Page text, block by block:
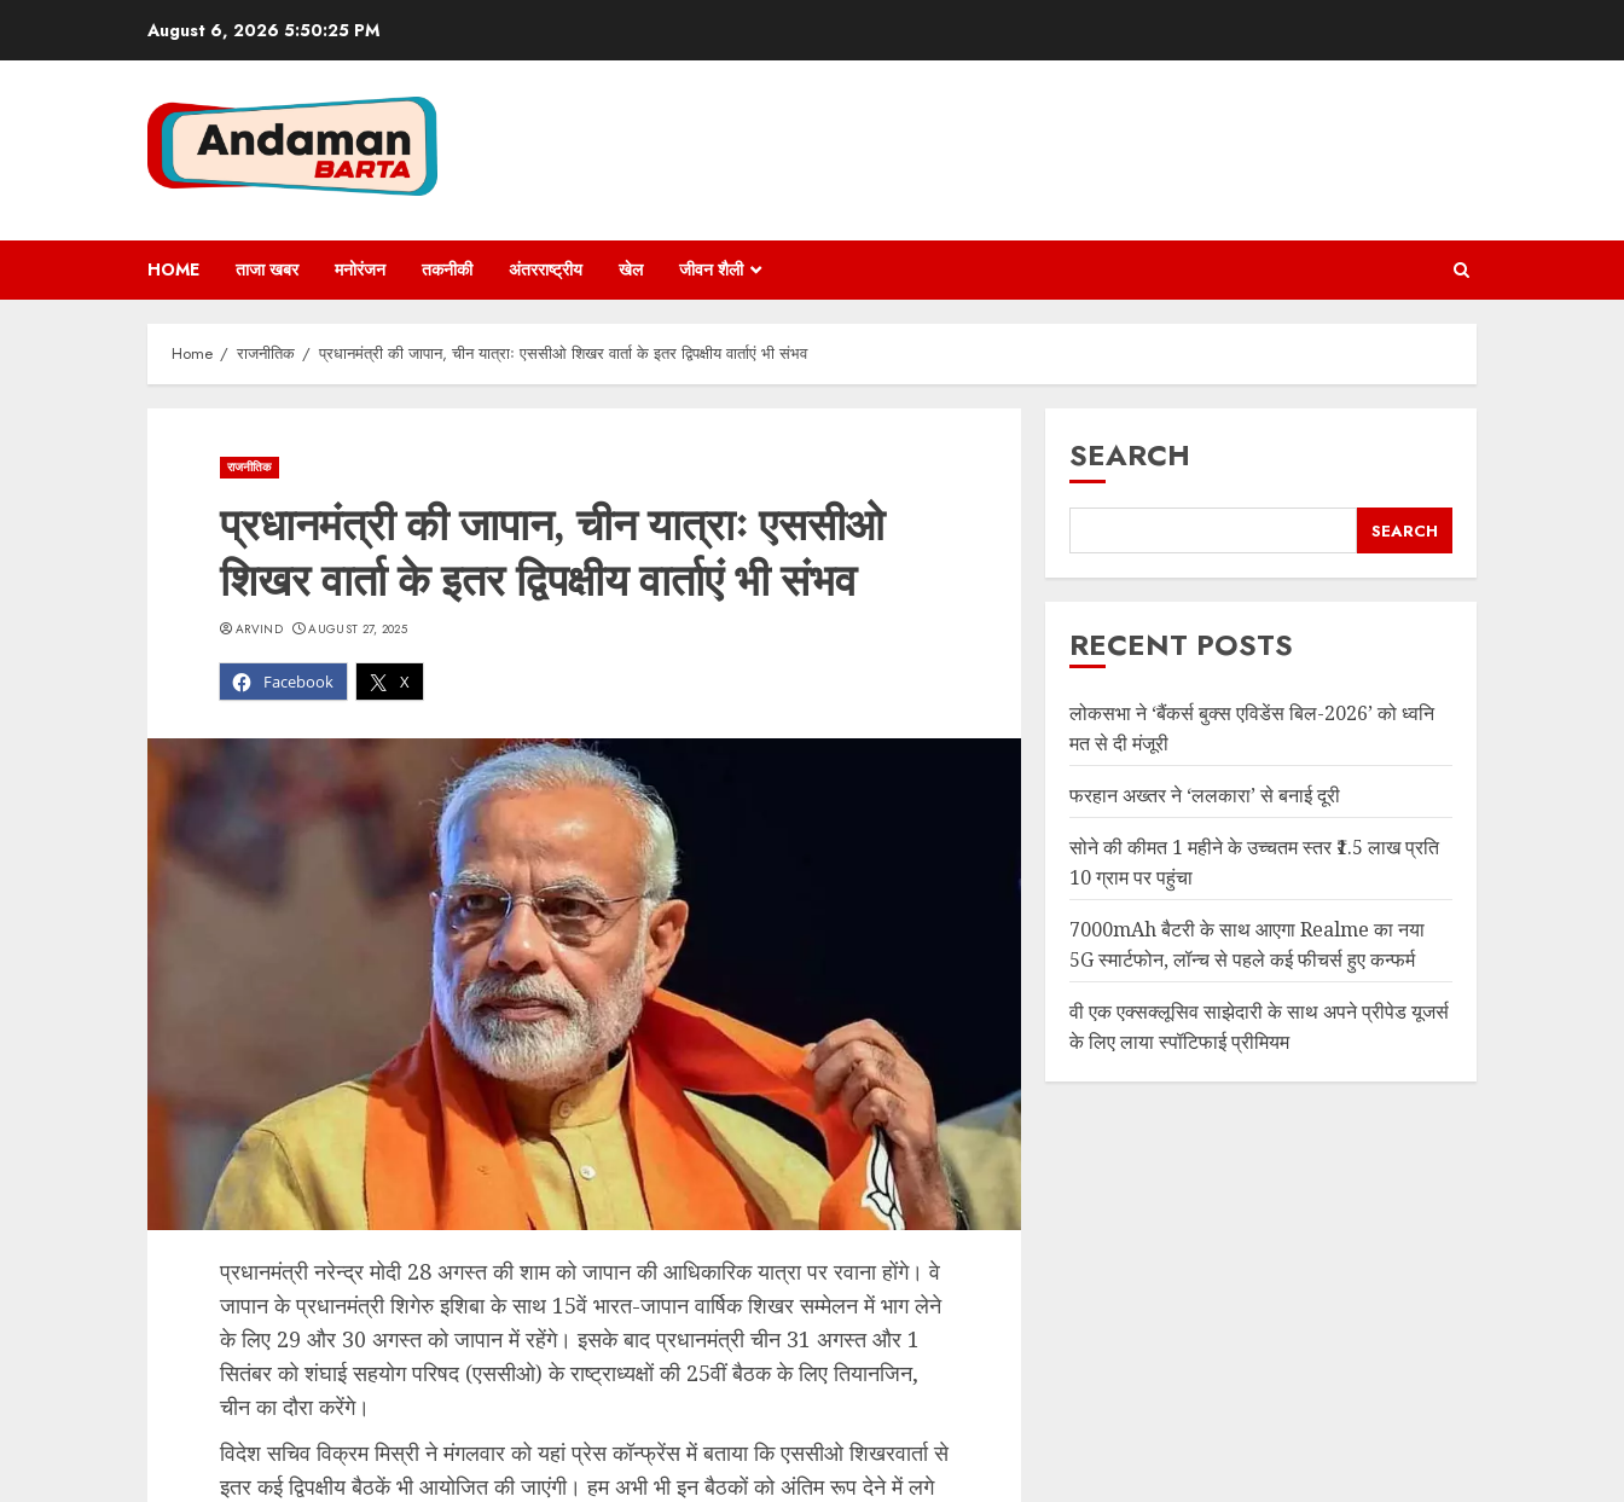
August 6, 2026 5:50:26 PM
HOME ताजा खबर मनोरंजन तकनीकी अंतरराष्ट्रीय खेल जीवन शैली
Home राजनीतिक प्रधानमंत्री की जापान, चीन यात्राः एससीओ शिखर वार्ता के इतर द्विपक्षीय वार्ताएं भी संभव
राजनीतिक
प्रधानमंत्री की जापान, चीन यात्राः एससीओ
शिखर वार्ता के इतर द्विपक्षीय वार्ताएं भी संभव
Facebook X
ARVIND AUGUST 27, 2025
प्रधानमंत्री नरेन्द्र मोदी 28 अगस्त की शाम को जापान की आधिकारिक यात्रा पर रवाना होंगे। वे
जापान के प्रधानमंत्री शिगेरु इशिबा के साथ 15वें भारत-जापान वार्षिक शिखर सम्मेलन में भाग लेने
के लिए 29 और 30 अगस्त को जापान में रहेंगे। इसके बाद प्रधानमंत्री चीन 31 अगस्त और 1
सितंबर को शंघाई सहयोग परिषद (एससीओ) के राष्ट्राध्यक्षों की 25वीं बैठक के लिए तियानजिन,
चीन का दौरा करेंगे।
विदेश सचिव विक्रम मिस्री ने मंगलवार को यहां प्रेस कॉन्फ्रेंस में बताया कि एससीओ शिखरवार्ता से
इतर कई द्विपक्षीय बैठकें भी आयोजित की जाएंगी। हम अभी भी इन बैठकों को अंतिम रूप देने में लगे
SEARCH
SEARCH
RECENT POSTS
लोकसभा ने ‘बैंकर्स बुक्स एविडेंस बिल-2026’ को ध्वनि
मत से दी मंजूरी
फरहान अख्तर ने ‘ललकारा’ से बनाई दूरी
सोने की कीमत 1 महीने के उच्चतम स्तर ₹1.5 लाख प्रति
10 ग्राम पर पहुंचा
7000mAh बैटरी के साथ आएगा Realme का नया
5G स्मार्टफोन, लॉन्च से पहले कई फीचर्स हुए कन्फर्म
वी एक एक्सक्लूसिव साझेदारी के साथ अपने प्रीपेड यूजर्स
के लिए लाया स्पॉटिफाई प्रीमियम